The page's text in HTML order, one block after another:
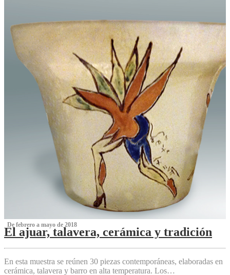
‌ De febrero a mayo de 2018
El ajuar, talavera, cerámica y tradición
‌
En esta muestra se reúnen 30 piezas contemporáneas, elaboradas en
cerámica, talavera y barro en alta temperatura. Los…